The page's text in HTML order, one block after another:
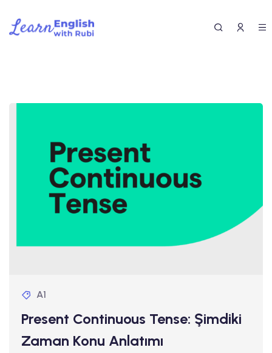
A1
Present Continuous Tense: Şimdiki
Zaman Konu Anlatımı